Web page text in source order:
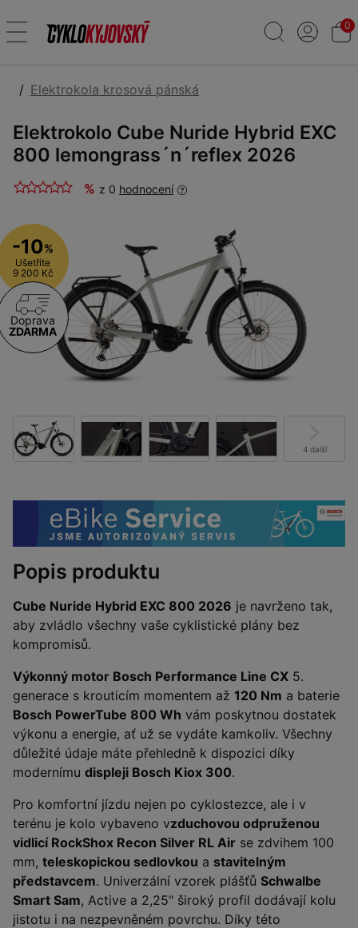
0
Elektrokola krosová pánská
Elektrokolo Cube Nuride Hybrid EXC
800 lemongrass´n´reflex 2026
% z 0 hodnocení
-10%
Ušetříte
9 200 Kč
Doprava
ZDARMA
4 další
Popis produktu
Cube Nuride Hybrid EXC 800 2026 je navrženo tak,
aby zvládlo všechny vaše cyklistické plány bez
kompromisů.
Výkonný motor Bosch Performance Line CX 5.
generace s krouticím momentem až 120 Nm a baterie
Bosch PowerTube 800 Wh vám poskytnou dostatek
výkonu a energie, ať už se vydáte kamkoliv. Všechny
důležité údaje máte přehledně k dispozici díky
modernímu displeji Bosch Kiox 300.
Pro komfortní jízdu nejen po cyklostezce, ale i v
terénu je kolo vybaveno vzduchovou odpruženou
vidlicí RockShox Recon Silver RL Air se zdvihem 100
mm, teleskopickou sedlovkou a stavitelným
představcem. Univerzální vzorek plášťů Schwalbe
Smart Sam, Active a 2,25" široký profil dodávají kolu
jistotu i na nezpevněném povrchu. Díky této